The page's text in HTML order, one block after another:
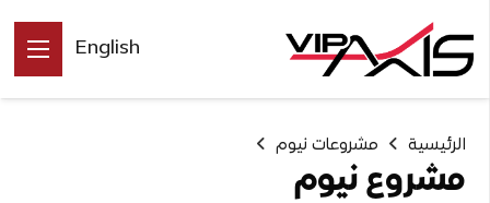
English
الرئيسية مشروعات نيوم
مشروع نيوم